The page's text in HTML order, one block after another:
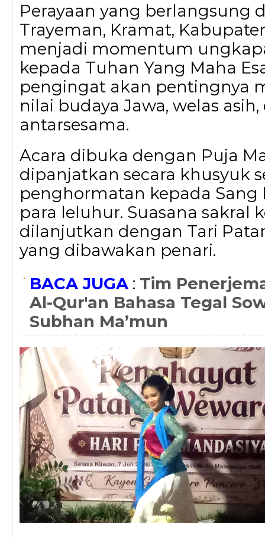
Perayaan yang berlangsung
Trayeman, Kramat,
menjadi momentum
kepada Tuhan Yang Maha
pengingat akan pentingnya
nilai budaya Jawa, welas
antarsesama.
Acara dibuka dengan Puja
dipanjatkan secara khusyuk
penghormatan kepada Sang
para leluhur. Suasana sakral
dilanjutkan dengan Tari
yang dibawakan penari.
BACA JUGA: Tim
Al-Qur'an Bahasa Tegal
Subhan Ma’mun